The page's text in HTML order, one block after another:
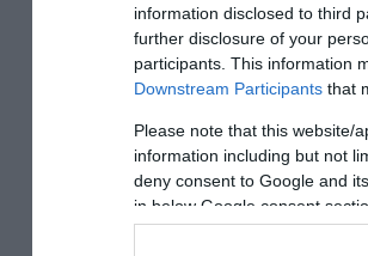
information disclosed to third
further disclosure of your
participants. This information
Downstream Participants that
Please note that this website/
information including but not
deny consent to Google and
in below Google consent